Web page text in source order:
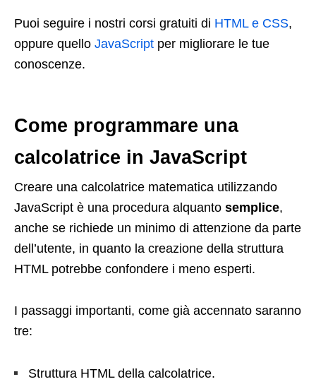
Puoi seguire i nostri corsi gratuiti di HTML e CSS,
oppure quello JavaScript per migliorare le tue
conoscenze.
Come programmare una
calcolatrice in JavaScript
Creare una calcolatrice matematica utilizzando
JavaScript è una procedura alquanto semplice,
anche se richiede un minimo di attenzione da parte
dell’utente, in quanto la creazione della struttura
HTML potrebbe confondere i meno esperti.
I passaggi importanti, come già accennato saranno
tre:
Struttura HTML della calcolatrice.